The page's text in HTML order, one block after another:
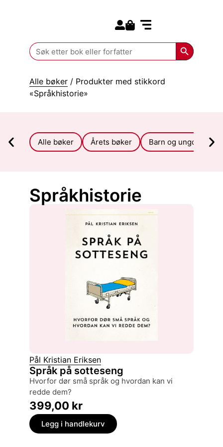
Search
for:
Search
Alle bøker / Produkter med stikkord
«Språkhistorie»
Alle bøker Årets bøker Barn og ungdom
Språkhistorie
Pål Kristian Eriksen
Språk på sotteseng
hvorfor dør små språk og hvordan kan vi
redde dem?
399,00 kr
Legg i handlekurv